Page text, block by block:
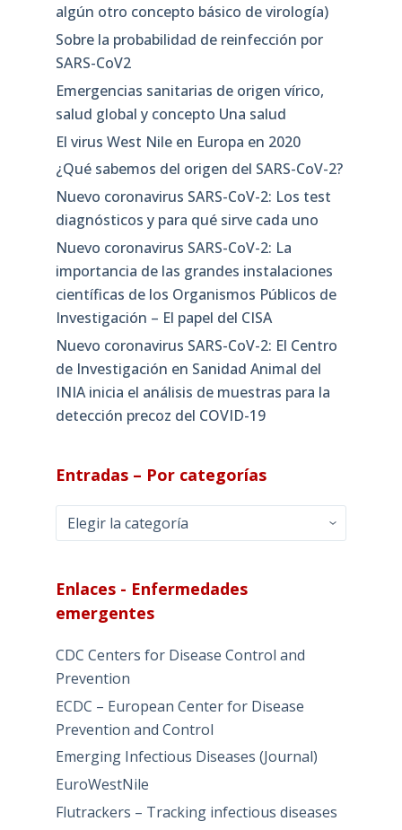
algún otro concepto básico de virología)
Sobre la probabilidad de reinfección por
SARS-CoV2
Emergencias sanitarias de origen vírico,
salud global y concepto Una salud
El virus West Nile en Europa en 2020
¿Qué sabemos del origen del SARS-CoV-2?
Nuevo coronavirus SARS-CoV-2: Los test
diagnósticos y para qué sirve cada uno
Nuevo coronavirus SARS-CoV-2: La
importancia de las grandes instalaciones
científicas de los Organismos Públicos de
Investigación – El papel del CISA
Nuevo coronavirus SARS-CoV-2: El Centro
de Investigación en Sanidad Animal del
INIA inicia el análisis de muestras para la
detección precoz del COVID-19
Entradas – Por categorías
Entradas
–
categorías
Enlaces - Enfermedades
emergentes
CDC Centers for Disease Control and
Prevention
ECDC – European Center for Disease
Prevention and Control
Emerging Infectious Diseases (Journal)
EuroWestNile
Flutrackers – Tracking infectious diseases